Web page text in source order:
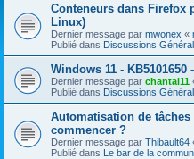
Conteneurs dans Firefox
Linux)
Dernier message par mwonex «
Publié dans Discussions
Windows 11 - KB5101650
Dernier message par chantal11
Publié dans Discussions
Automatisation de
commencer ?
Dernier message par Thibault64
Publié dans Le bar de la